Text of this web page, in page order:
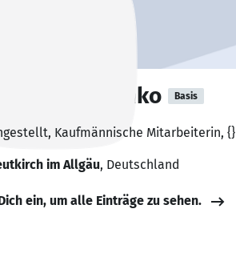
Dudchenko Basis
Kaufmännische Mitarbeiterin, {}
im Allgäu, Deutschland
ein, um alle Einträge zu sehen.